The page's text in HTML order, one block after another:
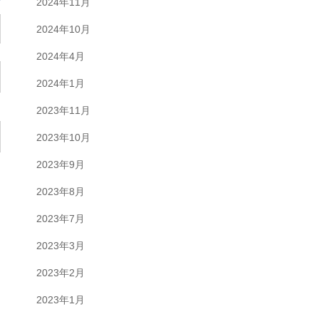
2024年10月
2024年4月
2024年1月
2023年11月
2023年10月
2023年9月
2023年8月
2023年7月
2023年3月
2023年2月
2023年1月